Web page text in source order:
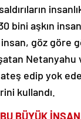
bini aşkın
göz göre
edip yok
kullandı.
BÜYÜK